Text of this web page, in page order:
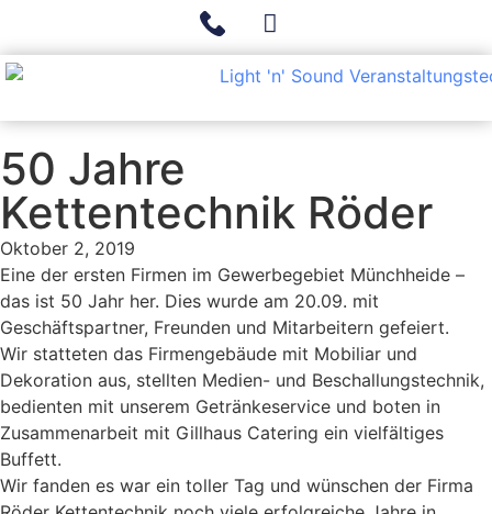
50 Jahre
Kettentechnik Röder
Oktober 2, 2019
Eine der ersten Firmen im Gewerbegebiet Münchheide –
das ist 50 Jahr her. Dies wurde am 20.09. mit
Geschäftspartner, Freunden und Mitarbeitern gefeiert.
Wir statteten das Firmengebäude mit Mobiliar und
Dekoration aus, stellten Medien- und Beschallungstechnik,
bedienten mit unserem Getränkeservice und boten in
Zusammenarbeit mit Gillhaus Catering ein vielfältiges
Buffett.
Wir fanden es war ein toller Tag und wünschen der Firma